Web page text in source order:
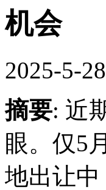
机会
2025-5-
摘要: 近
眼。仅5
地出让